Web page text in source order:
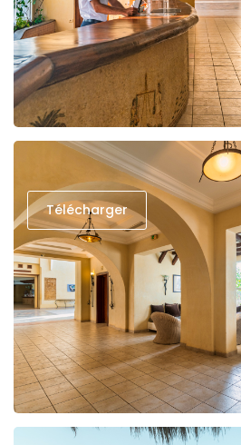
Télécharger